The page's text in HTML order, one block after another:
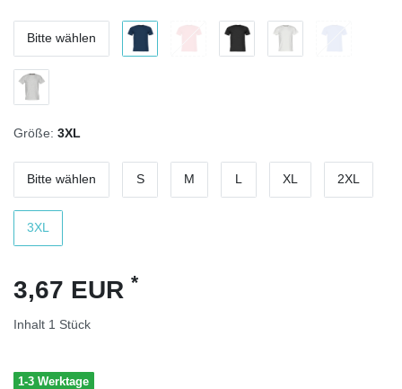
Bitte wählen
Größe: 3XL
Bitte wählen S M L XL 2XL
3XL
3,67 EUR *
Inhalt 1 Stück
1-3 Werktage